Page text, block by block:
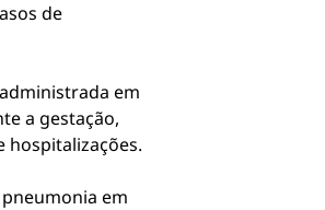
de
em
a gestação,
hospitalizações.
em